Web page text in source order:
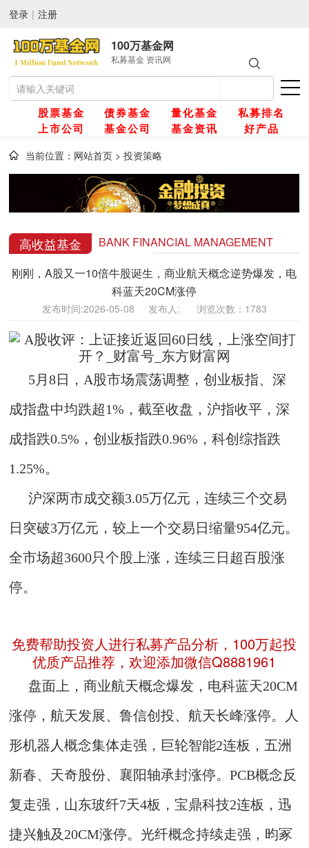
登录 | 注册
100万基金网
私募基金 资讯网
股票基金 债券基金 量化基金
私募排名
上市公司
基金公司 基金资讯 好产品
当前位置： 网站首页 >投资策略
高收益基金
BANK FINANCIAL MANAGEMENT
刚刚，A股又一10倍牛股诞生，商业航天概念逆势爆发，电
科蓝天20CM涨停
发布时间:2026-05-08 发布人: 浏览次数：1783
5月8日，A股市场震荡调整，创业板指、深
成指盘中均跌超1%，截至收盘，沪指收平，深
成指跌0.5%，创业板指跌0.96%，科创综指跌
1.25%。
沪深两市成交额3.05万亿元，连续三个交易
日突破3万亿元，较上一个交易日缩量954亿元。
全市场超3600只个股上涨，连续三日超百股涨
停。
免费帮助投资人进行私募产品分析，100万起投
优质产品推荐，欢迎添加微信Q8881961
盘面上，商业航天概念爆发，电科蓝天20CM
涨停，航天发展、鲁信创投、航天长峰涨停。人
形机器人概念集体走强，巨轮智能2连板，五洲
新春、天奇股份、襄阳轴承封涨停。PCB概念反
复走强，山东玻纤7天4板，宝鼎科技2连板，迅
捷兴触及20CM涨停。光纤概念持续走强，昀冢